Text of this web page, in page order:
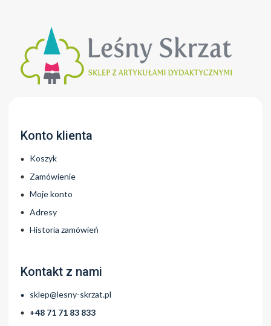
na
stronie
produktu
Konto klienta
Koszyk
Zamówienie
Moje konto
Adresy
Historia zamówień
Kontakt z nami
sklep@lesny-skrzat.pl
+48 71 71 83 833